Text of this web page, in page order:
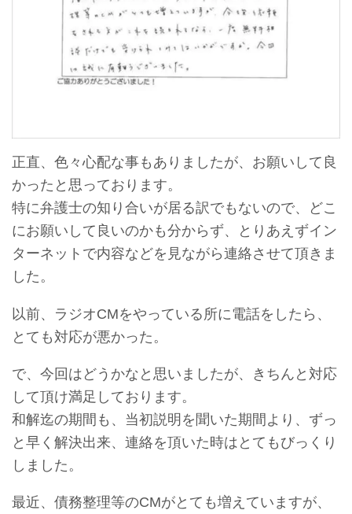
正直、色々心配な事もありましたが、お願いして良
かったと思っております。
特に弁護士の知り合いが居る訳でもないので、どこ
にお願いして良いのかも分からず、とりあえずイン
ターネットで内容などを見ながら連絡させて頂きま
した。
以前、ラジオCMをやっている所に電話をしたら、
とても対応が悪かった。
で、今回はどうかなと思いましたが、きちんと対応
して頂け満足しております。
和解迄の期間も、当初説明を聞いた期間より、ずっ
と早く解決出来、連絡を頂いた時はとてもびっくり
しました。
最近、債務整理等のCMがとても増えていますが、